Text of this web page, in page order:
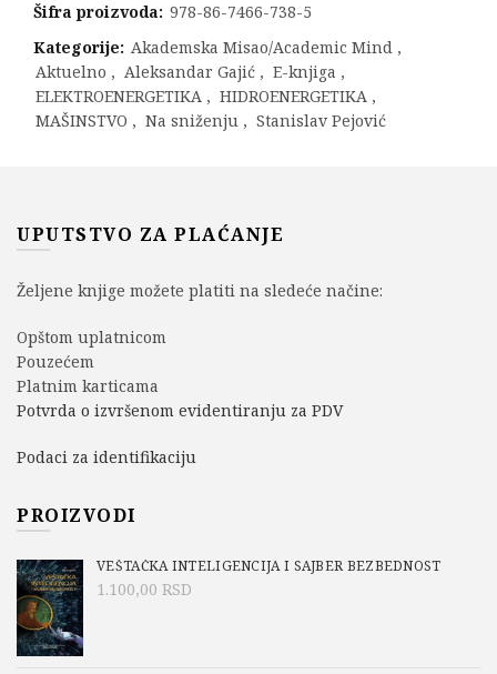
Šifra proizvoda: 978-86-7466-738-5
Kategorije: Akademska Misao/Academic Mind ,
Aktuelno , Aleksandar Gajić , E-knjiga ,
ELEKTROENERGETIKA , HIDROENERGETIKA ,
MAŠINSTVO , Na sniženju , Stanislav Pejović
UPUTSTVO ZA PLAĆANJE
Željene knjige možete platiti na sledeće načine:
Opštom uplatnicom
Pouzećem
Platnim karticama
Potvrda o izvršenom evidentiranju za PDV
Podaci za identifikaciju
PROIZVODI
VEŠTAČKA INTELIGENCIJA I SAJBER BEZBEDNOST
1.100,00 RSD